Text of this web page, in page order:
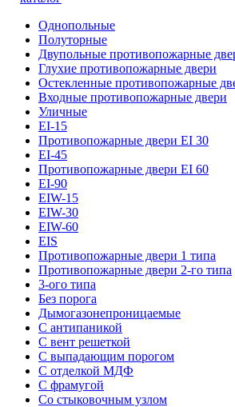
Однопольные
Полуторные
Двупольные противопожарные
Глухие противопожарные двери
Остекленные противопожарные
Входные противопожарные двери
Уличные
EI-15
Противопожарные двери EI 30
EI-45
Противопожарные двери EI 60
EI-90
EIW-15
EIW-30
EIW-60
EIS
Противопожарные двери 1 типа
Противопожарные двери 2-го типа
3-ого типа
Без порога
Дымогазонепроницаемые
С антипаникой
С вент решеткой
С выпадающим порогом
С отделкой МДФ
С фрамугой
Со стыковочным узлом